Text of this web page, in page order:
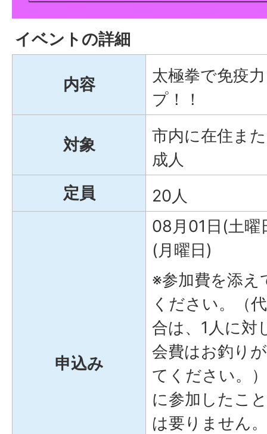
イベントの詳細
内容
太極拳で免疫
プ！！
対象
市内に在住ま
成人
定員
20人
申込み
08月01日(土
(月曜日)
※参加費を添え
ください。（
合は、1人に対
会費はお釣り
てください。
に参加したこ
は要りません。